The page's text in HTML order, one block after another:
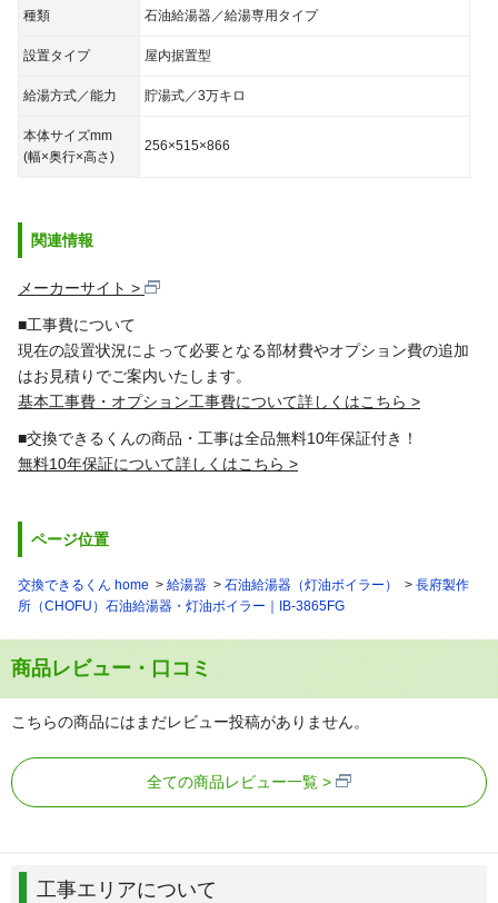
座間市、逗子市
は： 秦野市、平塚市、藤沢市
ま： 三浦郡（葉山町）、三浦市、南⾜柄市
や： 横浜市（鶴見区、神奈川区、南区、港南区、保土ヶ谷
あ： 上尾市、朝霞市、入間郡(三芳町・毛呂山町)、入間市、
桶川市
か： 春日部市、加須市、川口市、川越市、北足立郡(伊奈
町)、北葛飾郡(杉戸町・松伏町)、北本市、行田市、久喜
市、熊谷市、鴻巣市、越谷市
坂戸市、幸手市、狭山市、志木市、白岡市、草加市
た：
鶴ヶ島市、所沢市、戸田市
な： 新座市
鳩山町・吉見町・嵐山町）、日高市、深谷市、富士見
ま： 三郷市、南埼玉郡（宮代町）
和光市、蕨市
井町)、浦安市
種類 石油給湯器／給湯専用タイプ
設置タイプ 屋内据置型
給湯方式／能力 貯湯式／3万キロ
本体サイズmm
(幅×奥行×高さ)
256×515×866
関連情報
メーカーサイト
■工事費について
現在の設置状況によって必要となる部材費やオプション費の追加
はお見積りでご案内いたします。
基本工事費・オプション工事費について詳しくはこちら
■交換できるくんの商品・工事は全品無料10年保証付き！
無料10年保証について詳しくはこちら
ページ位置
交換できるくん home 給湯器 石油給湯器（灯油ボイラー）
長府製作
所（CHOFU）石油給湯器・灯油ボイラー｜IB-3865FG
商品レビュー・口コミ
こちらの商品にはまだレビュー投稿がありません。
全ての商品レビュー一覧
工事エリアについて